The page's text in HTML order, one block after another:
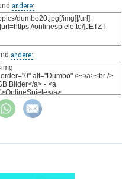
andere:
andere: